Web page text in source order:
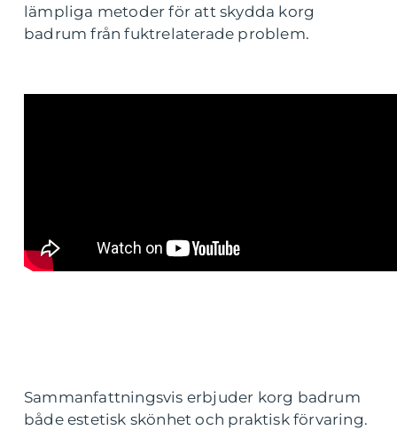
lämpliga metoder för att skydda korg
badrum från fuktrelaterade problem.
Sammanfattningsvis erbjuder korg badrum
både estetisk skönhet och praktisk förvaring.